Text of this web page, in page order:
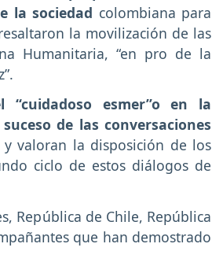
la sociedad colombiana para
la movilización de las
Humanitaria, “en pro de la
“cuidadoso esmer”o en la
de las conversaciones
y valoran la disposición de los
ciclo de estos diálogos de
República de Chile, República
que han demostrado